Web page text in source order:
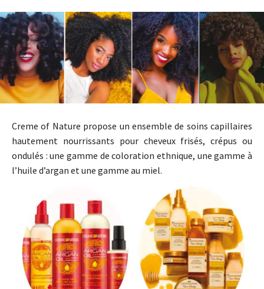
Creme of Nature propose un ensemble de soins capillaires
hautement nourrissants pour cheveux frisés, crépus ou
ondulés : une gamme de coloration ethnique, une gamme à
l’huile d’argan et une gamme au miel.